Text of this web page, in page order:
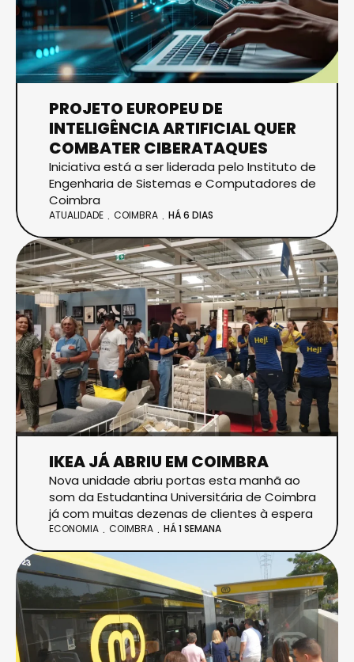
PROJETO EUROPEU DE
INTELIGÊNCIA ARTIFICIAL QUER
COMBATER CIBERATAQUES
Iniciativa está a ser liderada pelo Instituto de
Engenharia de Sistemas e Computadores de
Coimbra
ATUALIDADE COIMBRA HÁ 6 DIAS
IKEA JÁ ABRIU EM COIMBRA
Nova unidade abriu portas esta manhã ao
som da Estudantina Universitária de Coimbra
já com muitas dezenas de clientes à espera
ECONOMIA COIMBRA HÁ 1 SEMANA